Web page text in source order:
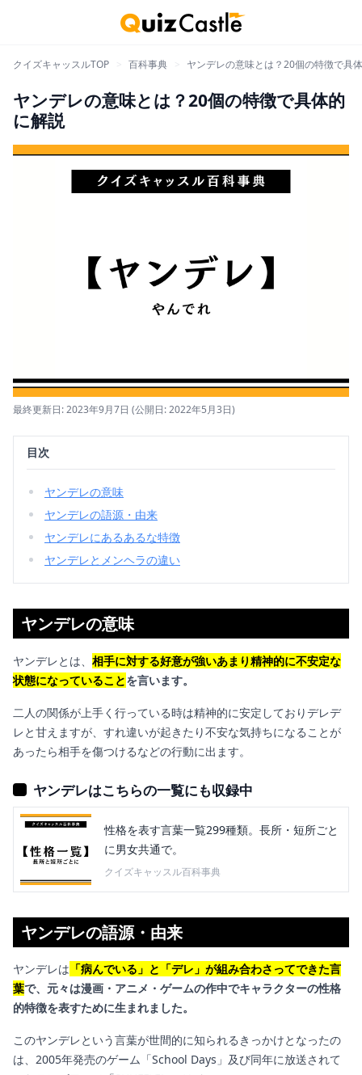
クイズキャッスルTOP 百科事典 ヤンデレの意味とは？20個の特徴で具
ヤンデレの意味とは？20個の特徴で具体的
に解説
最終更新日: 2023年9月7日 (公開日: 2022年5月3日)
目次
ヤンデレの意味
ヤンデレの語源・由来
ヤンデレにあるあるな特徴
ヤンデレとメンヘラの違い
ヤンデレの意味
ヤンデレとは、 相手に対する好意が強いあまり精神的に不安定な
状態になっていることを言います。
二人の関係が上手く行っている時は精神的に安定しておりデレデ
レと甘えますが、すれ違いが起きたり不安な気持ちになることが
あったら相手を傷つけるなどの行動に出ます。
ヤンデレはこちらの一覧にも収録中
性格を表す言葉一覧299種類。長所・短所ごと
に男女共通で。
クイズキャッスル百科事典
ヤンデレの語源・由来
ヤンデレは 「病んでいる」と「デレ」が組み合わさってできた言
葉で、元々は漫画・アニメ・ゲームの作中でキャラクターの性格
的特徴を表すために生まれました。
このヤンデレという言葉が世間的に知られるきっかけとなったの
は、2005年発売のゲーム「School Days」及び同年に放送されて